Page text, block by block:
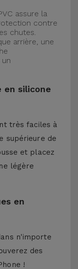
assure la
contre
chutes.
arrière, une
en silicone
très faciles à
supérieure de
et placez
légère
en
n'importe
des
!